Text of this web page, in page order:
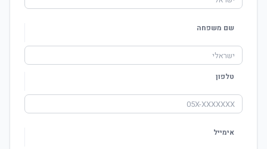
שם משפחה
טלפון
אימייל